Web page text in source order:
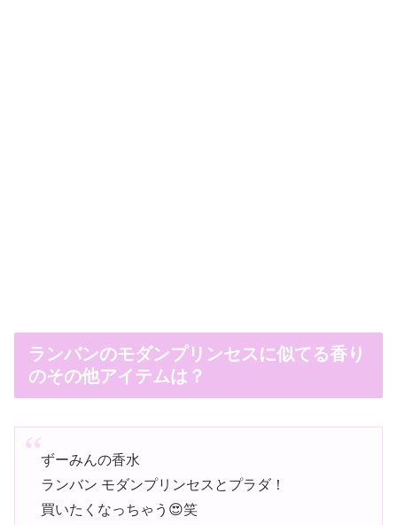
ランバンのモダンプリンセスに似てる香り
のその他アイテムは？
ずーみんの香水
ランバン モダンプリンセスとプラダ！
買いたくなっちゃう😍笑